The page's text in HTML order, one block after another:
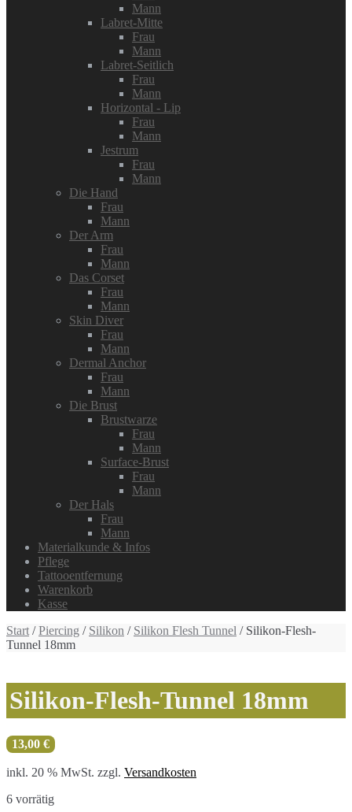
Mann
Labret-Mitte
Frau
Mann
Labret-Seitlich
Frau
Mann
Horizontal - Lip
Frau
Mann
Jestrum
Frau
Mann
Die Hand
Frau
Mann
Der Arm
Frau
Mann
Das Corset
Frau
Mann
Skin Diver
Frau
Mann
Dermal Anchor
Frau
Mann
Die Brust
Brustwarze
Frau
Mann
Surface-Brust
Frau
Mann
Der Hals
Frau
Mann
Materialkunde & Infos
Pflege
Tattooentfernung
Warenkorb
Kasse
Start /Piercing / Silikon / Silikon Flesh Tunnel / Silikon-Flesh-
Tunnel 18mm
Silikon-Flesh-Tunnel 18mm
13,00 €
inkl. 20 % MwSt. zzgl. Versandkosten
6 vorrätig